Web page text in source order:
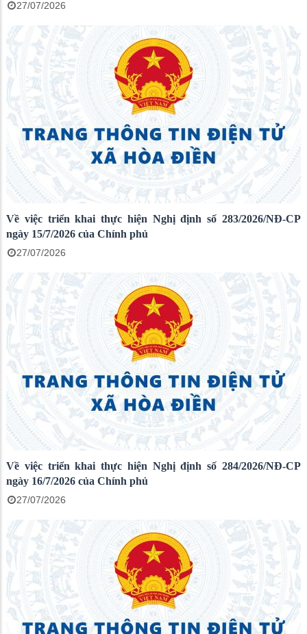
27/07/2026
Về việc triển khai thực hiện Nghị định số 283/2026/NĐ-CP
ngày 15/7/2026 của Chính phủ
27/07/2026
Về việc triển khai thực hiện Nghị định số 284/2026/NĐ-CP
ngày 16/7/2026 của Chính phủ
27/07/2026